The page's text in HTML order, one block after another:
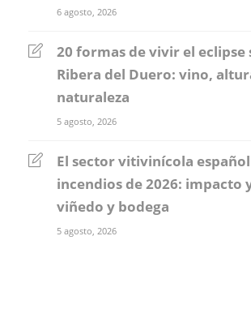
6 agosto, 2026
20 formas de vivir el eclipse
Ribera del Duero: vino,
naturaleza
5 agosto, 2026
El sector vitivinícola
incendios de 2026: impacto
viñedo y bodega
5 agosto, 2026